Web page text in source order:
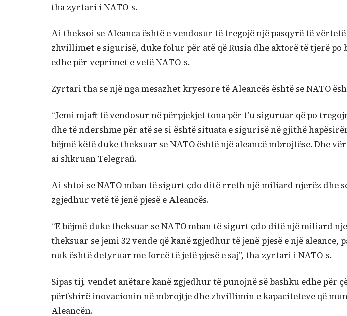
tha zyrtari i NATO-s.
Ai theksoi se Aleanca është e vendosur të tregojë një pasqyrë të
zhvillimet e sigurisë, duke folur për atë që Rusia dhe aktorë të tjerë po
edhe për veprimet e vetë NATO-s.
Zyrtari tha se një nga mesazhet kryesore të Aleancës është se NATO
“Jemi mjaft të vendosur në përpjekjet tona për t’u siguruar që po
dhe të ndershme për atë se si është situata e sigurisë në gjithë
bëjmë këtë duke theksuar se NATO është një aleancë mbrojtëse. Dhe
ai shkruan Telegrafi.
Ai shtoi se NATO mban të sigurt çdo ditë rreth një miliard njerëz dhe
zgjedhur vetë të jenë pjesë e Aleancës.
“E bëjmë duke theksuar se NATO mban të sigurt çdo ditë një miliard
theksuar se jemi 32 vende që kanë zgjedhur të jenë pjesë e një aleance,
nuk është detyruar me forcë të jetë pjesë e saj”, tha zyrtari i NATO-s.
Sipas tij, vendet anëtare kanë zgjedhur të punojnë së bashku edhe për
përfshirë inovacionin në mbrojtje dhe zhvillimin e kapaciteteve që
Aleancën.